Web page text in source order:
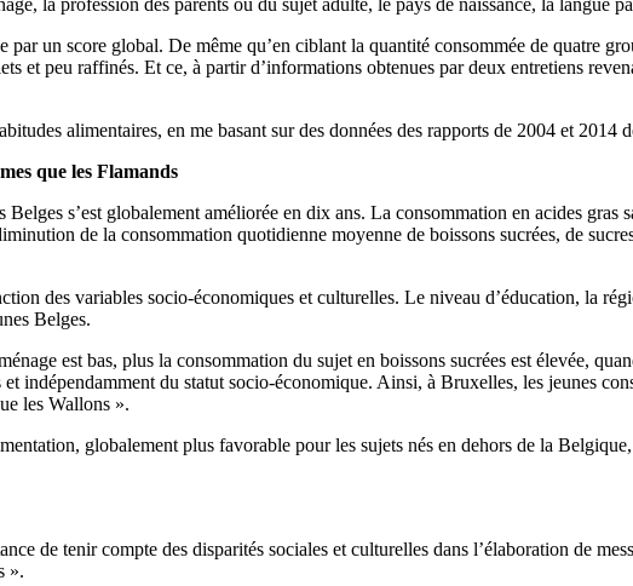
la profession des parents ou du sujet adulte, le pays de naissance, la langue
un score global. De même qu’en ciblant la quantité consommée de quatre
et peu raffinés. Et ce, à partir d’informations obtenues par deux entretiens
alimentaires, en me basant sur des données des rapports de 2004 et 2014
que les Flamands
s’est globalement améliorée en dix ans. La consommation en acides gras
de la consommation quotidienne moyenne de boissons sucrées, de
des variables socio-économiques et culturelles. Le niveau d’éducation, la
Belges.
est bas, plus la consommation du sujet en boissons sucrées est élevée,
indépendamment du statut socio-économique. Ainsi, à Bruxelles, les jeunes
les Wallons ».
globalement plus favorable pour les sujets nés en dehors de la
de tenir compte des disparités sociales et culturelles dans l’élaboration de
».